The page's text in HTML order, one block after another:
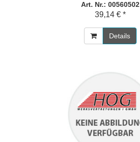
Art. Nr.: 00560502
39,14 € *
Details